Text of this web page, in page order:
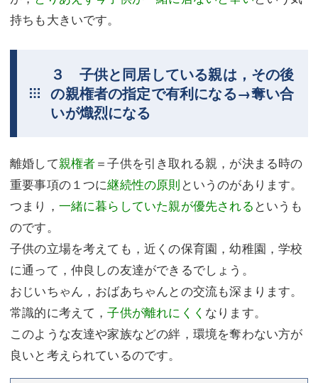
持ちも大きいです。
３ 子供と同居している親は，その後
の親権者の指定で有利になる→奪い合
いが熾烈になる
離婚して親権者＝子供を引き取れる親，が決まる時の
重要事項の１つに継続性の原則 というのがあります。
つまり， 一緒に暮らしていた親が優先される というも
のです。
子供の立場を考えても，近くの保育園，幼稚園，学校
に通って，仲良しの友達ができるでしょう。
おじいちゃん，おばあちゃんとの交流も深まります。
常識的に考えて，子供が離れにくく なります。
このような友達や家族などの絆，環境を奪わない方が
良いと考えられているのです。